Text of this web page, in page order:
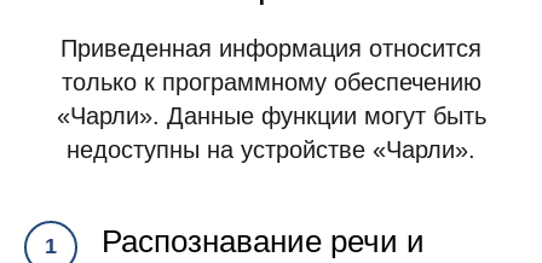
Приведенная информация относится
только к программному обеспечению
«Чарли». Данные функции могут быть
недоступны на устройстве «Чарли».
Распознавание речи и